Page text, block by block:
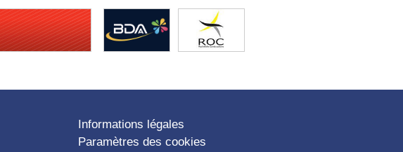
Informations légales
Paramètres des cookies